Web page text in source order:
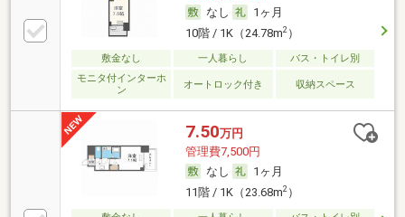
なし
1ヶ月
10階 / 1K（24.78m2）
敷金なし 一人暮らし
バス・トイレ別
モニタ付インターホ
ン
オートロック付き 収納スペース
7.50万円
管理費7,500円
なし
1ヶ月
11階 / 1K（23.68m2）